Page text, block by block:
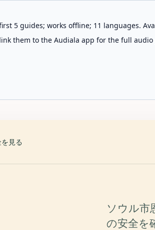
5 guides; works offline; 11 languages.
them to the Audiala app for the full
見る
ソウル市
の安全を